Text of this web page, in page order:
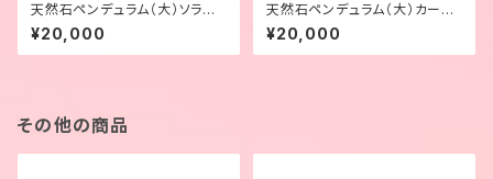
天然石ペンデュラム（大）ソラリ
スクォーツ
¥20,000
天然石ペンデュラム（大）カーネ
リアンクォーツ
¥20,000
その他の商品